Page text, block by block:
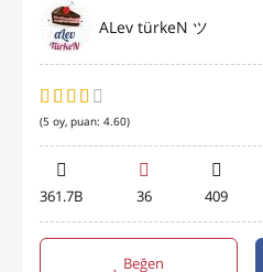
ALev türkeN ツ
(5 oy, puan: 4.60)
361.7B 36 409
Beğen